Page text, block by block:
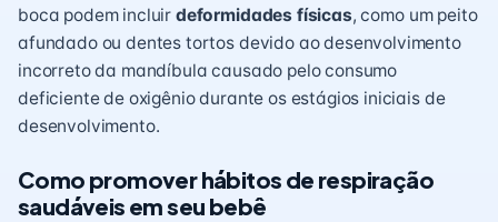
boca podem incluir deformidades físicas, como um peito
afundado ou dentes tortos devido ao desenvolvimento
incorreto da mandíbula causado pelo consumo
deficiente de oxigênio durante os estágios iniciais de
desenvolvimento.
Como promover hábitos de respiração
saudáveis em seu bebê